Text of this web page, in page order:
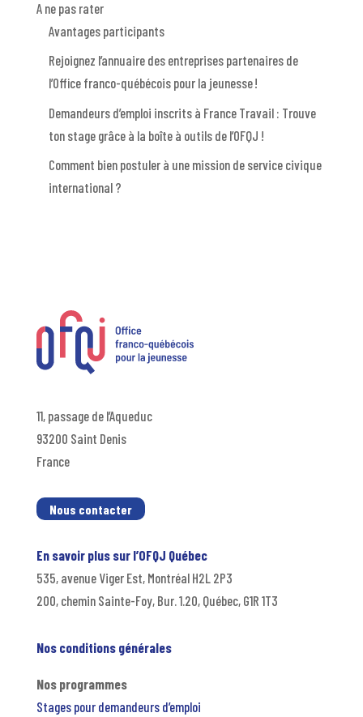
A ne pas rater
Avantages participants
Rejoignez l’annuaire des entreprises partenaires de
l’Office franco-québécois pour la jeunesse !
Demandeurs d’emploi inscrits à France Travail : Trouve
ton stage grâce à la boîte à outils de l’OFQJ !
Comment bien postuler à une mission de service civique
international ?
11, passage de l’Aqueduc
93200 Saint Denis
France
Nous contacter
En savoir plus sur l’OFQJ Québec
535, avenue Viger Est, Montréal H2L 2P3
200, chemin Sainte-Foy, Bur. 1.20, Québec, G1R 1T3
Nos conditions générales
Nos programmes
Stages pour demandeurs d’emploi